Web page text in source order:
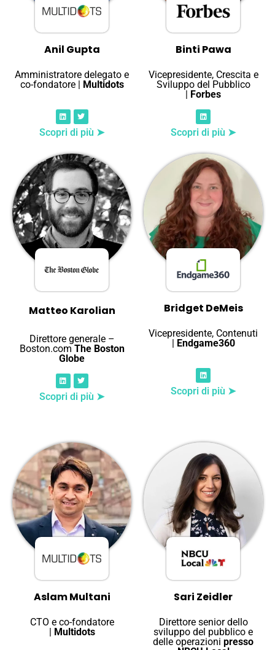
Anil Gupta
Amministratore delegato e
co-fondatore | Multidots
Scopri di più ➤
Binti Pawa
Vicepresidente, Crescita e
Sviluppo del Pubblico
| Forbes
Scopri di più ➤
Matteo Karolian
Direttore generale –
Boston.com The Boston
Globe
Scopri di più ➤
Bridget DeMeis
Vicepresidente, Contenuti
| Endgame360
Scopri di più ➤
Aslam Multani
CTO e co-fondatore
| Multidots
Sari Zeidler
Direttore senior dello
sviluppo del pubblico e
delle operazioni presso